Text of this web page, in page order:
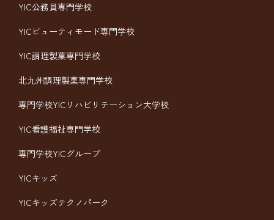
YIC公務員専門学校
YICビューティモード専門学校
YIC調理製菓専門学校
北九州調理製菓専門学校
専門学校YICリハビリテーション大学校
YIC看護福祉専門学校
専門学校YICグループ
YICキッズ
YICキッズテクノパーク